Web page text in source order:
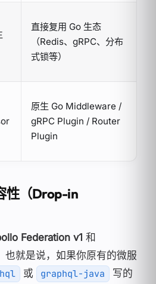
直接复用 Go 生态
（Redis、gRPC、分布
式锁等）
原生 Go Middleware /
gRPC Plugin / Router
Plugin
性（Drop-in
Federation v1 和
也就是说，如果你原有的微服
或 graphql-java
写的